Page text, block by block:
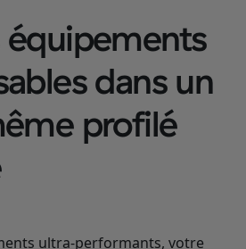
équipements
dans un
profilé
ultra-performants, votre